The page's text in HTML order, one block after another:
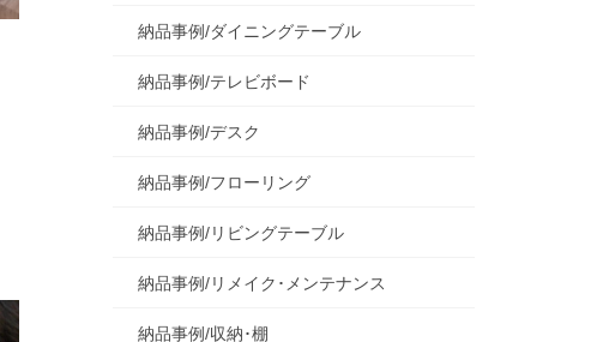
納品事例/ダイニングテーブル
納品事例/テレビボード
納品事例/デスク
納品事例/フローリング
納品事例/リビングテーブル
納品事例/リメイク･メンテナンス
納品事例/収納･棚